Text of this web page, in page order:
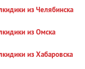
из Челябинска
из Омска
из Хабаровска